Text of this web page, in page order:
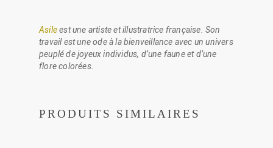
Asileest une artiste et illustratrice française. Son
travail est une ode à la bienveillance avec un univers
peuplé de joyeux individus, d’une faune et d’une
flore colorées.
PRODUITS SIMILAIRES